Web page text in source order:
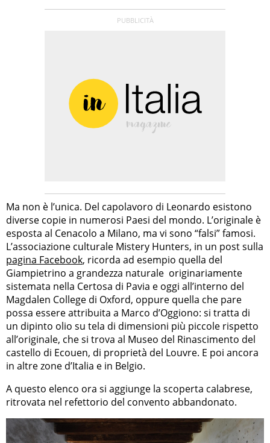
Ma non è l’unica. Del capolavoro di Leonardo esistono
diverse copie in numerosi Paesi del mondo. L’originale è
esposta al Cenacolo a Milano, ma vi sono “falsi” famosi.
L’associazione culturale Mistery Hunters, in un post sulla
pagina Facebook, ricorda ad esempio quella del
Giampietrino a grandezza naturale originariamente
sistemata nella Certosa di Pavia e oggi all’interno del
Magdalen College di Oxford, oppure quella che pare
possa essere attribuita a Marco d’Oggiono: si tratta di
un dipinto olio su tela di dimensioni più piccole rispetto
all’originale, che si trova al Museo del Rinascimento del
castello di Ecouen, di proprietà del Louvre. E poi ancora
in altre zone d’Italia e in Belgio.
A questo elenco ora si aggiunge la scoperta calabrese,
ritrovata nel refettorio del convento abbandonato.